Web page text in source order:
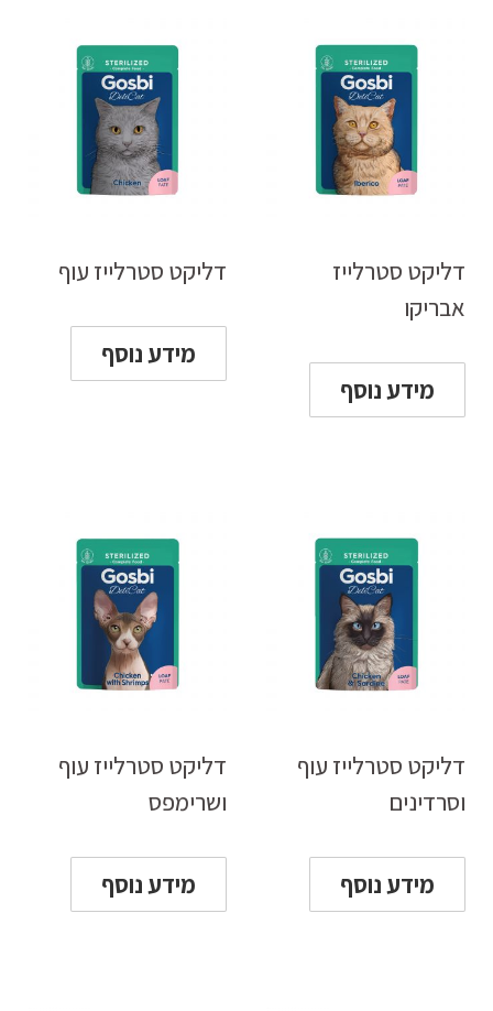
דליקט סטרלייז
אבריקו
מידע נוסף
דליקט סטרלייז עוף
מידע נוסף
דליקט סטרלייז עוף
וסרדינים
מידע נוסף
דליקט סטרלייז עוף
ושרימפס
מידע נוסף